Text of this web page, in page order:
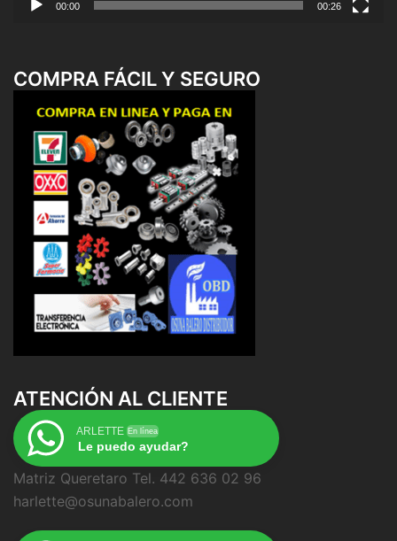
00:00 00:26
COMPRA FÁCIL Y SEGURO
ATENCIÓN AL CLIENTE
ARLETTE En línea
Le puedo ayudar?
Matriz Queretaro Tel. 442 636 02 96
harlette@osunabalero.com